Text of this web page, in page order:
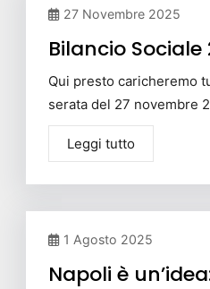
27 Novembre 2025
Bilancio Sociale
Qui presto caricheremo
serata del 27 novembre
Leggi tutto
1 Agosto 2025
Napoli è